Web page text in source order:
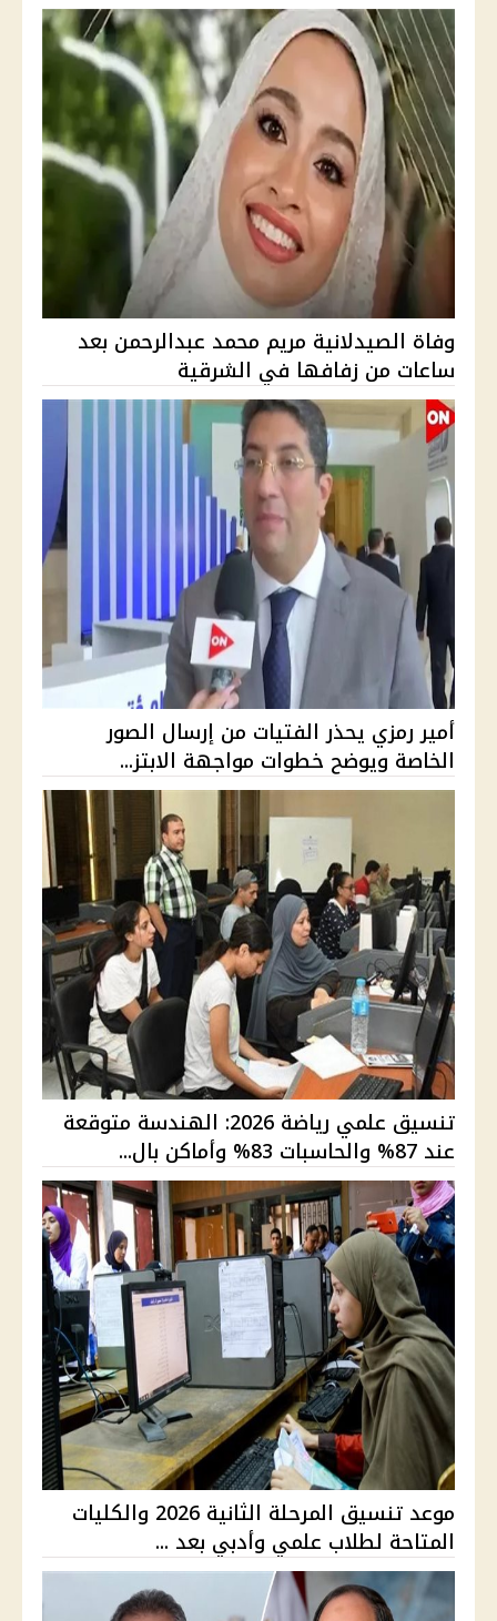
وفاة الصيدلانية مريم محمد عبدالرحمن بعد
ساعات من زفافها في الشرقية
أمير رمزي يحذر الفتيات من إرسال الصور
الخاصة ويوضح خطوات مواجهة الابتز...
تنسيق علمي رياضة 2026: الهندسة متوقعة
عند 87% والحاسبات 83% وأماكن بال...
موعد تنسيق المرحلة الثانية 2026 والكليات
المتاحة لطلاب علمي وأدبي بعد ...